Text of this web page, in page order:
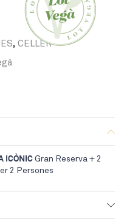
, CELLER
ICÒNIC Gran Reserva + 2
2 Persones